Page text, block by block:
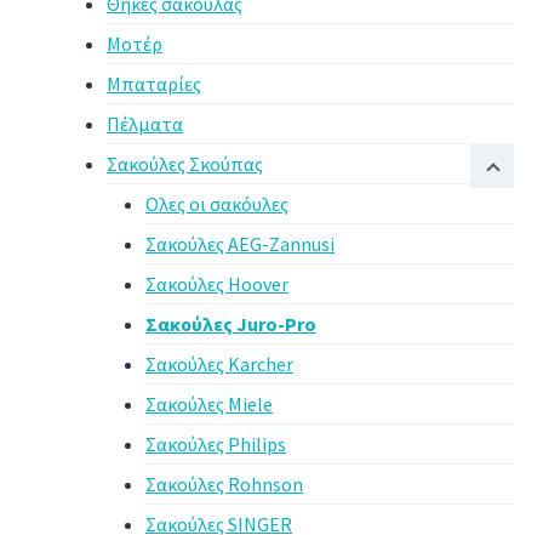
Μοτέρ
Μπαταρίες
Πέλματα
Σακούλες Σκούπας
Ολες οι σακόυλες
Σακούλες AEG-Zannusi
Σακούλες Hoover
Σακούλες Juro-Pro
Σακούλες Karcher
Σακούλες Miele
Σακούλες Philips
Σακούλες Rohnson
Σακούλες SINGER